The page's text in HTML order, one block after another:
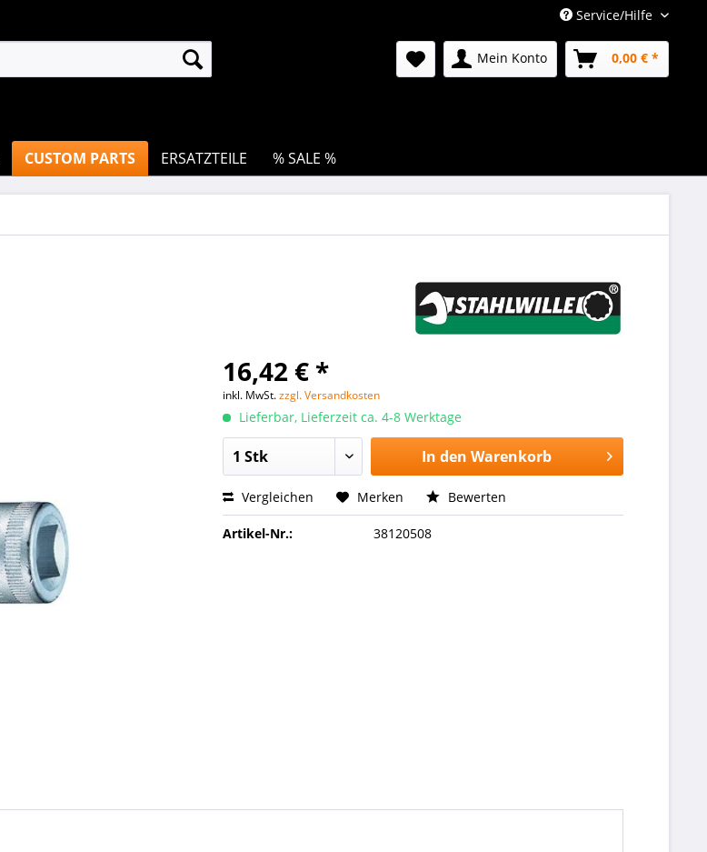
Service/Hilfe
Mein Konto 0,00 € *
CUSTOM PARTS ERSATZTEILE % SALE %
16,42 € *
inkl. MwSt.zzgl. Versandkosten
Lieferbar, Lieferzeit ca. 4-8 Werktage
In den Warenkorb
Vergleichen Merken Bewerten
Artikel-Nr.: 38120508